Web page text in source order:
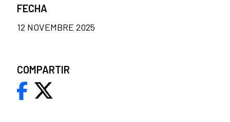
FECHA
12 NOVEMBRE 2025
COMPARTIR